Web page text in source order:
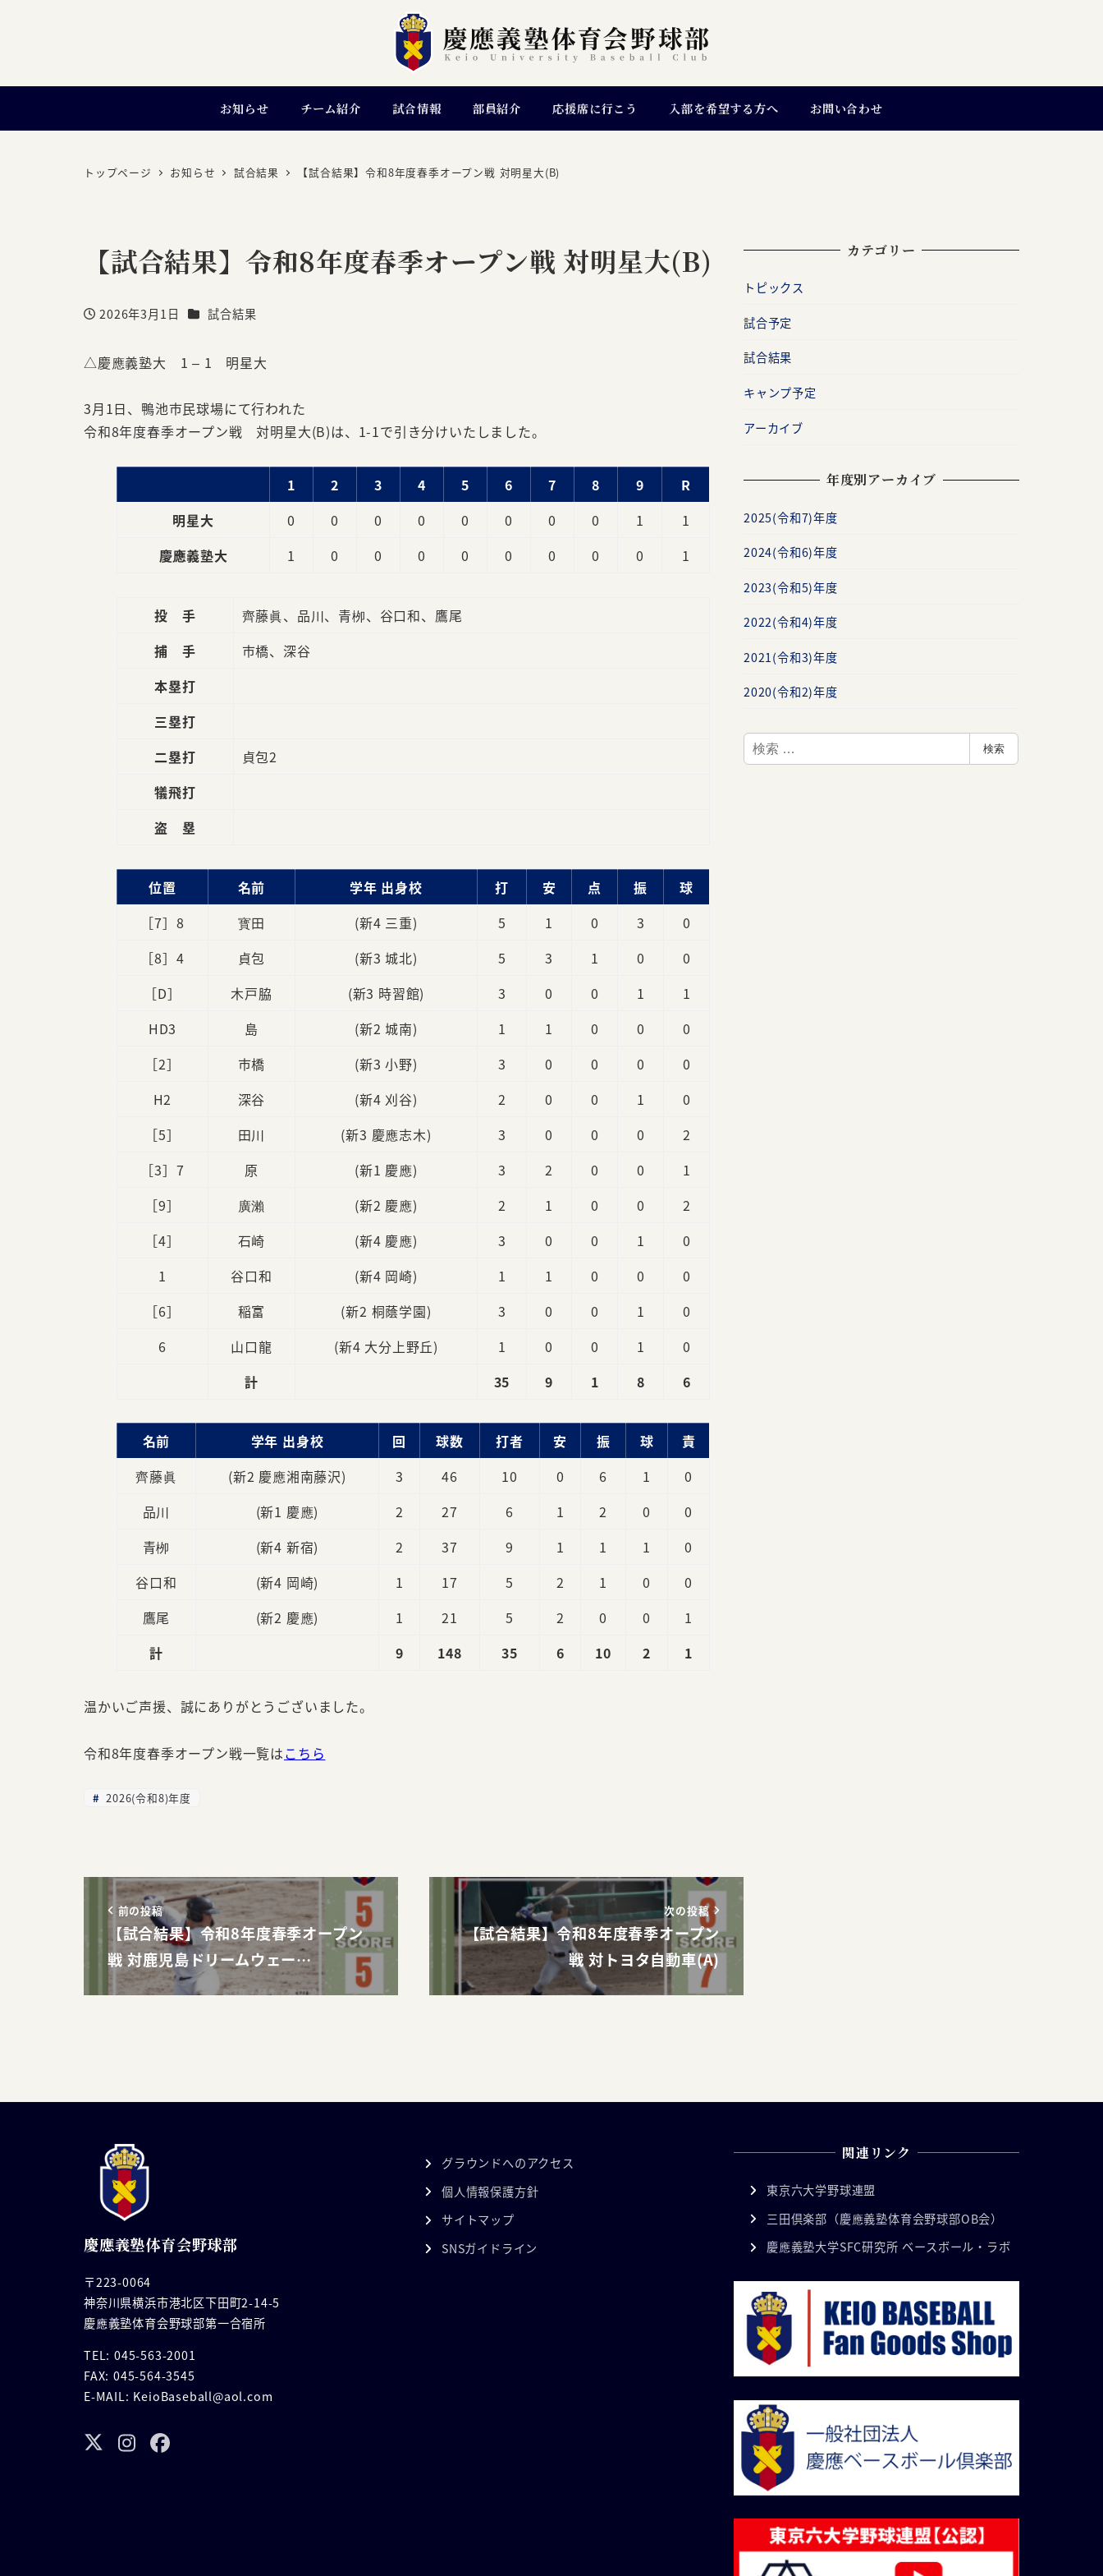
お知らせ チーム紹介 試合情報 部員紹介 応援席に行こう 入部を希望する方へ お問い合わせ
トップページ お知らせ 試合結果 【試合結果】令和8年度春季オープン戦 対明星大(B)
【試合結果】令和8年度春季オープン戦 対明星大(B)
投稿日
2026年3月1日 カテゴリー
試合結果
△慶應義塾大 1 – 1 明星大
3月1日、鴨池市民球場にて行われた
令和8年度春季オープン戦 対明星大(B)は、1-1で引き分けいたしました。
1 2 3 4 5 6 7 8 9
R
明星大
0 0 0 0 0 0 0 0 1
1
慶應義塾大
1 0 0 0 0 0 0 0 0 1
投 手
齊藤眞、品川、青栁、谷口和、鷹尾
捕 手
市橋、深谷
本塁打
三塁打
二塁打
貞包2
犠飛打
盗 塁
位置 名前 学年 出身校 打 安 点 振
球
［7］8
寳田 (新4 三重) 5 1 0 3
0
［8］4
貞包 (新3 城北) 5 3 1 0
0
［D］
木戸脇 (新3 時習館) 3 0 0 1
1
HD3
島 (新2 城南) 1 1 0 0
0
［2］
市橋 (新3 小野) 3 0 0 0
0
H2
深谷 (新4 刈谷) 2 0 0 1
0
［5］
田川 (新3 慶應志木) 3 0 0 0
2
［3］7
原 (新1 慶應) 3 2 0 0
1
［9］
廣瀨 (新2 慶應) 2 1 0 0
2
［4］
石崎 (新4 慶應) 3 0 0 1
0
1
谷口和 (新4 岡崎) 1 1 0 0
0
［6］
稲富 (新2 桐蔭学園) 3 0 0 1
0
6
山口龍 (新4 大分上野丘) 1 0 0 1
0
計
35 9 1 8 6
名前 学年 出身校 回 球数 打者 安 振 球
責
齊藤眞
(新2 慶應湘南藤沢) 3 46 10 0 6 1
0
品川
(新1 慶應) 2 27 6 1 2 0
0
青栁
(新4 新宿) 2 37 9 1 1 1
0
谷口和
(新4 岡崎) 1 17 5 2 1 0
0
鷹尾
(新2 慶應) 1 21 5 2 0 0
1
計
9 148 35 6 10 2 1
温かいご声援、誠にありがとうございました。
令和8年度春季オープン戦一覧はこちら
2026(令和8)年度
前の投稿
【試合結果】令和8年度春季オープン
戦 対鹿児島ドリームウェー…
次の投稿
【試合結果】令和8年度春季オープン
戦 対トヨタ自動車(A)
カテゴリー
トピックス
試合予定
試合結果
キャンプ予定
アーカイブ
年度別アーカイブ
2025(令和7)年度
2024(令和6)年度
2023(令和5)年度
2022(令和4)年度
2021(令和3)年度
2020(令和2)年度
検
索
検索
慶應義塾体育会野球部
〒223-0064
神奈川県横浜市港北区下田町2-14-5
慶應義塾体育会野球部第一合宿所
TEL: 045-563-2001
FAX: 045-564-3545
E-MAIL: KeioBaseball@aol.com
グラウンドへのアクセス
個人情報保護方針
サイトマップ
SNSガイドライン
関連リンク
東京六大学野球連盟
三田倶楽部（慶應義塾体育会野球部OB会）
慶應義塾大学SFC研究所 ベースボール・ラボ